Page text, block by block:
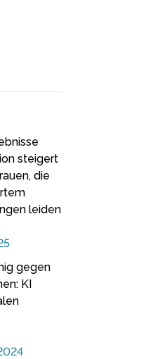
steigert
die
leiden
gegen
KI